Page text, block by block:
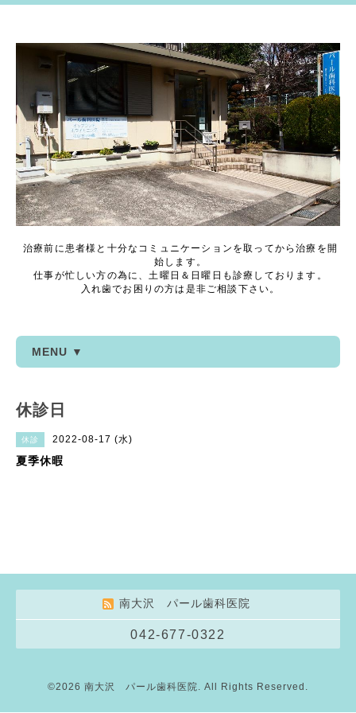
治療前に患者様と十分なコミュニケーションを取ってから治療を開
始します。
仕事が忙しい方の為に、土曜日＆日曜日も診療しております。
入れ歯でお困りの方は是非ご相談下さい。
MENU ▼
休診日
休診 2022-08-17 (水)
夏季休暇
南大沢 パール歯科医院
042-677-0322
©2026 南大沢 パール歯科医院. All Rights Reserved.